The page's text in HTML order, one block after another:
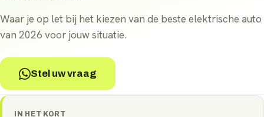
Waar je op let bij het kiezen van de beste elektrische auto
van 2026 voor jouw situatie.
Stel uw vraag
IN HET KORT